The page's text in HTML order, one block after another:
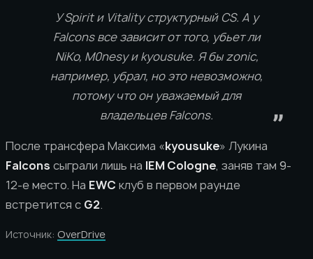
У Spirit и Vitality структурный CS. А у
Falcons все зависит от того, убьет ли
NiKo, M0nesy и kyousuke. Я бы zonic,
например, убрал, но это невозможно,
потому что он уважаемый для
владельцев Falcons.
После трансфера Максима «kyousuke» Лукина
Falcons сыграли лишь на IEM Cologne, заняв там 9-
12-е место. На EWC клуб в первом раунде
встретится с G2.
Источник: OverDrive